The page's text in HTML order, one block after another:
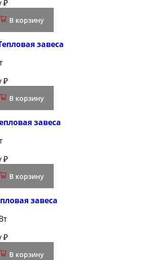
₽
В корзину
завеса
₽
В корзину
завеса
₽
В корзину
завеса
₽
В корзину